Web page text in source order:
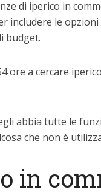
di iperico in
includere le
budget.
ore a cercare
abbia tutte le
che non è
in